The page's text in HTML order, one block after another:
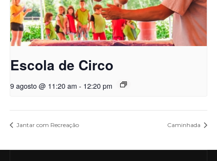
Escola de Circo
9 agosto @ 11:20 am - 12:20 pm
Jantar com Recreação Caminhada